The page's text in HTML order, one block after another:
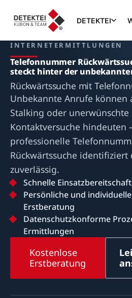
DETEKTEI
INTERNETERMITTLUNGEN
Telefonnummer
steckt hinter der
Rückwärtssuche mit
Unbekannte Anrufe können
Stalking oder unerwünschte
Kontaktversuche hindeuten
professionelle
Rückwärtssuche
zuverlässig.
Schnelle Einsatzbereitschaft
Persönliche und individuelle
Erstberatung
Datenschutzkonforme
Ermittlungen
Kostenlose
Erstberatung